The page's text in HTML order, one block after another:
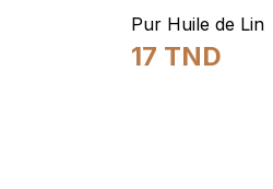
Pur Huile de Lin
17 TND